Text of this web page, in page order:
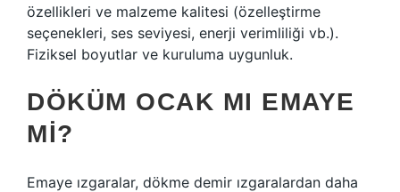
özellikleri ve malzeme kalitesi (özelleştirme
seçenekleri, ses seviyesi, enerji verimliliği vb.).
Fiziksel boyutlar ve kuruluma uygunluk.
DÖKÜM OCAK MI EMAYE
MI?
Emaye ızgaralar, dökme demir ızgaralardan daha